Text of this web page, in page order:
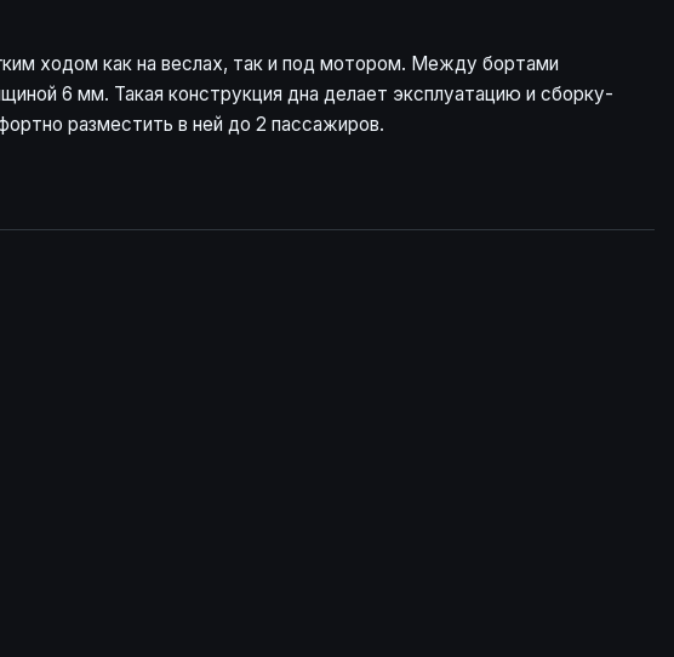
ходом как на веслах, так и под мотором. Между бортами
6 мм. Такая конструкция дна делает эксплуатацию и сборку-
разместить в ней до 2 пассажиров.